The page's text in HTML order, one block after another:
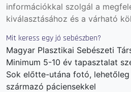
információkkal szolgál a
kiválasztásához és a várható
Mit keress egy jó sebészben?
Magyar Plasztikai Sebészeti
Minimum 5-10 év tapasztalat
Sok előtte-utána fotó,
származó páciensekkel